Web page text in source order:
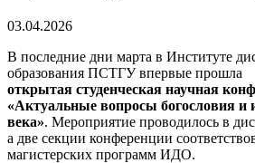
03.04.2026
В последние дни марта в Институте
образования ПСТГУ впервые прошла
открытая студенческая научная
«Актуальные вопросы богословия и
века». Мероприятие проводилось в
а две секции конференции
магистерских программ ИДО.